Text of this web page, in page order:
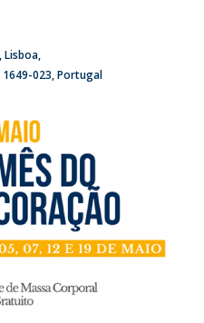
Lisboa
1649-023 Portugal